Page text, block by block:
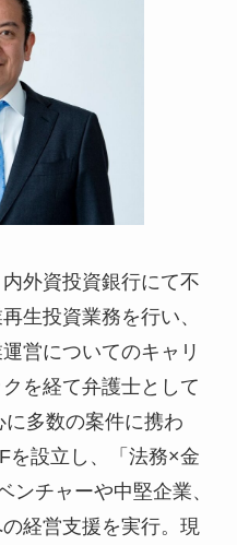
外資投資銀行にて不
生投資業務を行い、
営についてのキャリ
を経て弁護士として
多数の案件に携わ
を設立し、「法務×金
ンチャーや中堅企業、
経営支援を実行。現